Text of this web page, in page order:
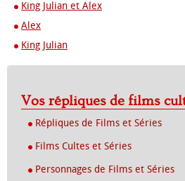
King Julian et Alex
Alex
King Julian
Vos répliques de films
Répliques de Films et Séries
Films Cultes et Séries
Personnages de Films et Séries